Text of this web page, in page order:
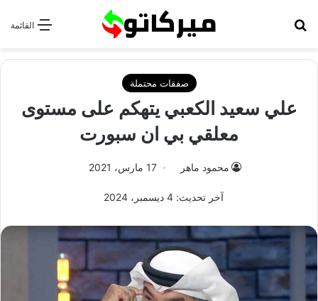
القائمة
صفقات محتملة
علي سعيد الكعبي يتهكم على مستوى
معلقي بي ان سبورت
محمود ماهر 17 مارس، 2021
آخر تحديث: 4 ديسمبر، 2024